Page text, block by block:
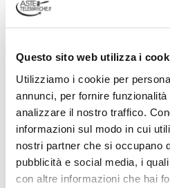
Questo sito web utilizza i
Utilizziamo i cookie per
annunci, per fornire
analizzare il nostro traffico.
informazioni sul modo in cui
nostri partner che si occupano
pubblicità e social media, i
con altre informazioni che hai
Numero lotto
Descrizione lotto
Diritto di piena proprietà su
terra di edificio disposto su 3
deposito esterni a piano terra.
DATI
Referente vendita
Dott. Antonietta Sacco